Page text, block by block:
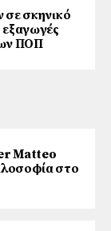
σκηνικό
εξαγωγές
ΠΟΠ
Matteo
στο